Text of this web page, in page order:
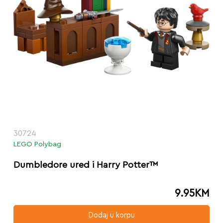
30724
LEGO Polybag
Dumbledore ured i Harry Potter™
9.95KM
Dodaj u korpu